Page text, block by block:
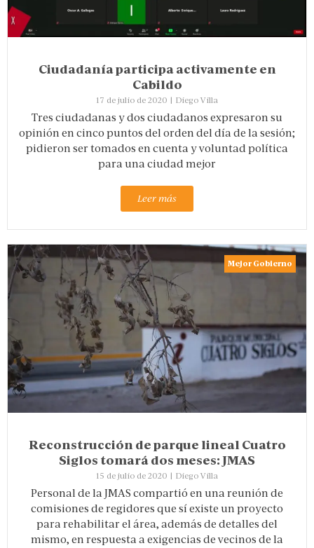
Ciudadanía participa activamente en
Cabildo
17 de julio de 2020 | Diego Villa
Tres ciudadanas y dos ciudadanos expresaron su
opinión en cinco puntos del orden del día de la sesión;
pidieron ser tomados en cuenta y voluntad política
para una ciudad mejor
Leer más
Mejor Gobierno
Reconstrucción de parque lineal Cuatro
Siglos tomará dos meses: JMAS
15 de julio de 2020 | Diego Villa
Personal de la JMAS compartió en una reunión de
comisiones de regidores que sí existe un proyecto
para rehabilitar el área, además de detalles del
mismo, en respuesta a exigencias de vecinos de la